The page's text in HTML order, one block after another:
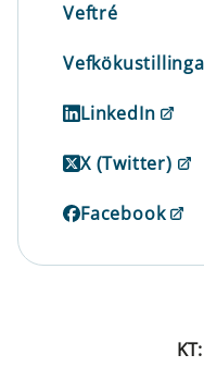
Veftré
LinkedIn
X (Twitter)
Facebook